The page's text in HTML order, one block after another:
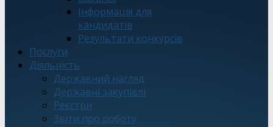
Інформація для
кандидатів
Результати конкурсів
Послуги
Діяльність
Державний нагляд
Державні закупівлі
Реєстри
Звіти про роботу